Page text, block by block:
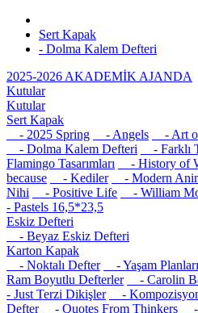
Sert Kapak
- Dolma Kalem Defteri
2025-2026 AKADEMİK AJANDA
Kutular
Kutular
Sert Kapak
- 2025 Spring
- Angels - Art
- Dolma Kalem Defteri
- Farklı
Flamingo Tasarımları
- History of
because
- Kediler - Modern
Nihi
- Positive Life - William
- Pastels 16,5*23,5
Eskiz Defteri
- Beyaz Eskiz Defteri
Karton Kapak
- Noktalı Defter
- Yaşam Planları
Ram Boyutlu Defterler
- Carolin
- Just Terzi Dikişler
-
Defter
- Quotes From Thinkers
-